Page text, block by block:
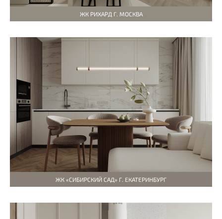
ЖК РИХАРД Г. МОСКВА
ЖК «СИБИРСКИЙ САД» Г. ЕКАТЕРИНБУРГ